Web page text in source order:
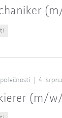
4.
(m/